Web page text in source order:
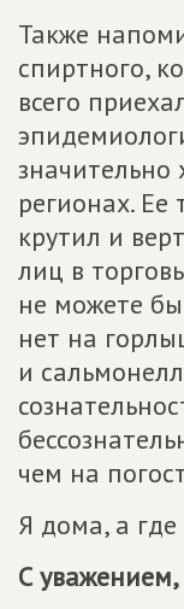
Также
спиртного,
всего
значительно
регионах. Ее
крутил и
лиц в
не можете
нет на
и
чем на
Я дома, а где
С уважением,